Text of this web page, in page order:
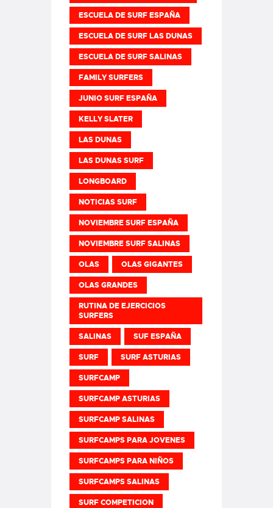
ESCUELA DE SURF ESPAÑA
ESCUELA DE SURF LAS DUNAS
ESCUELA DE SURF SALINAS
FAMILY SURFERS
JUNIO SURF ESPAÑA
KELLY SLATER
LAS DUNAS
LAS DUNAS SURF
LONGBOARD
NOTICIAS SURF
NOVIEMBRE SURF ESPAÑA
NOVIEMBRE SURF SALINAS
OLAS OLAS GIGANTES
OLAS GRANDES
RUTINA DE EJERCICIOS
SURFERS
SALINAS SUF ESPAÑA
SURF SURF ASTURIAS
SURFCAMP
SURFCAMP ASTURIAS
SURFCAMP SALINAS
SURFCAMPS PARA JOVENES
SURFCAMPS PARA NIÑOS
SURFCAMPS SALINAS
SURF COMPETICION